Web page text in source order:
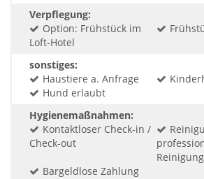
Verpflegung:
Option: Frühstück im
Loft-Hotel
sonstiges:
Haustiere a. Anfrage
Hund erlaubt
Hygienemaßnahmen:
Kontaktloser Check-in /
Check-out
Bargeldlose Zahlung